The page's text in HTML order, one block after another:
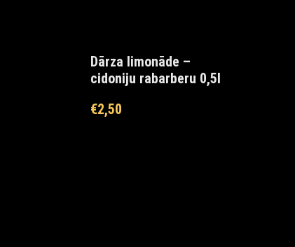
Dārza limonāde –
cidoniju rabarberu 0,5l
€2,50